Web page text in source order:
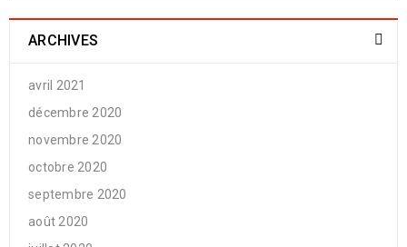
ARCHIVES
avril 2021
décembre 2020
novembre 2020
octobre 2020
septembre 2020
août 2020